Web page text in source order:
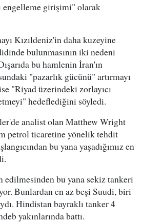
engelleme girişimi" olarak
Kızıldeniz'in daha kuzeyine
bulunmasının iki nedeni
bu hamlenin İran'ın
"pazarlık gücünü" artırmayı
"Riyad üzerindeki zorlayıcı
hedeflediğini söyledi.
analist olan Matthew Wright
petrol ticaretine yönelik tehdit
bu yana yaşadığımız en
edilmesinden bu yana sekiz tankeri
Bunlardan en az beşi Suudi, biri
Hindistan bayraklı tanker 4
yakınlarında battı.